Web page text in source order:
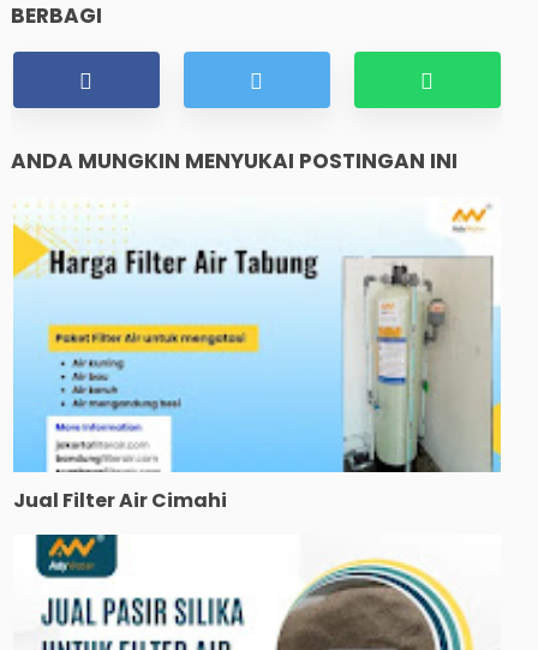
BERBAGI
ANDA MUNGKIN MENYUKAI POSTINGAN INI
Jual Filter Air Cimahi